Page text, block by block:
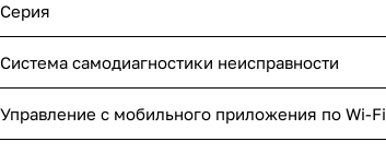
Серия
Система самодиагностики неисправности
Управление c мобильного приложения по Wi-Fi